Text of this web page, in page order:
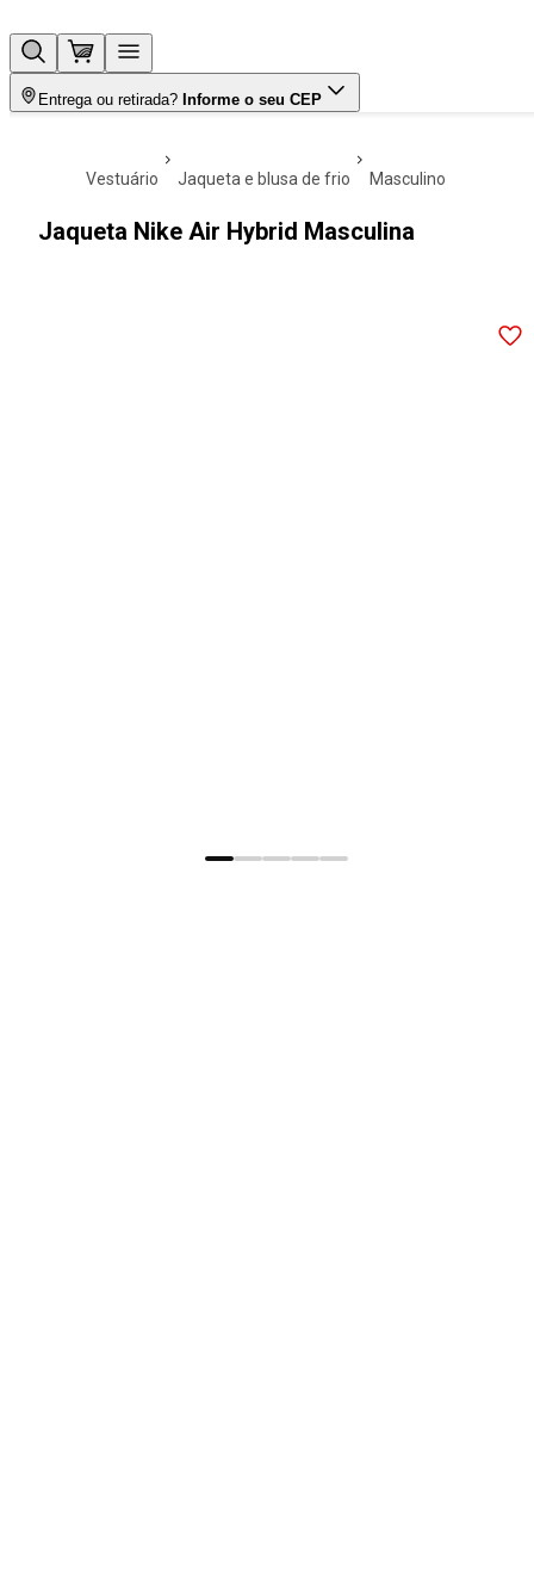
Entrega ou retirada? Informe o seu CEP
vestuário jaqueta e blusa de frio masculino
Jaqueta Nike Air Hybrid Masculina